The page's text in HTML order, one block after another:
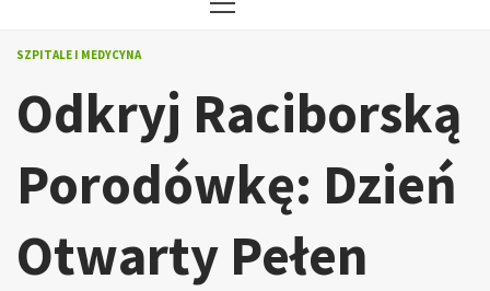
MENU
SZPITALE I MEDYCYNA
Odkryj Raciborską
Porodówkę: Dzień
Otwarty Pełen